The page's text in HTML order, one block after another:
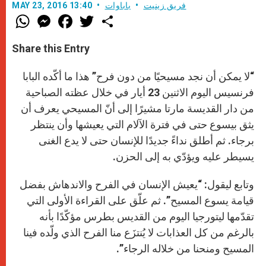
MAY 23, 2016 13:40 فريق زينيت باباوات
W
h
t
s
p
p
M
e
s
e
g
e
r
F
a
e
b
o
k
w
r
Share this Entry
“لا يمكن أن نجد مسيحيًا من دون فرح” هذا ما أكّده البابا
فرنسيس اليوم الاثنين 23 أيار في خلال عظته الصباحية
من دار القديسة مارتا مشيرًا إلى أنّ المسيحي يعرف أن
يثق بيسوع حتى في فترة الآلام التي يعيشها وأن ينتظر
برجاء. ثم أطلق نداءً جديدًا للإنسان حتى لا يدع الغنى
يسيطر عليه ويؤدّي به إلى الحزن.
وتابع ليقول: “يعيش الإنسان في الفرح والاندهاش بفضل
قيامة يسوع المسيح”. ثم علّق على القراءة الأولى التي
تقدّمها ليتورجيا اليوم من القديس بطرس مؤكّدًا بأنه
بالرغم من كل العذابات لا يُنتزَع منا الفرح الذي ولّده فينا
المسيح ومنحنا من خلاله الرجاء”.